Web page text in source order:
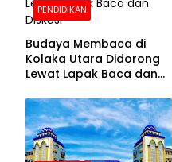
PENDIDIKAN
Budaya Membaca di
Kolaka Utara Didorong
Lewat Lapak Baca dan